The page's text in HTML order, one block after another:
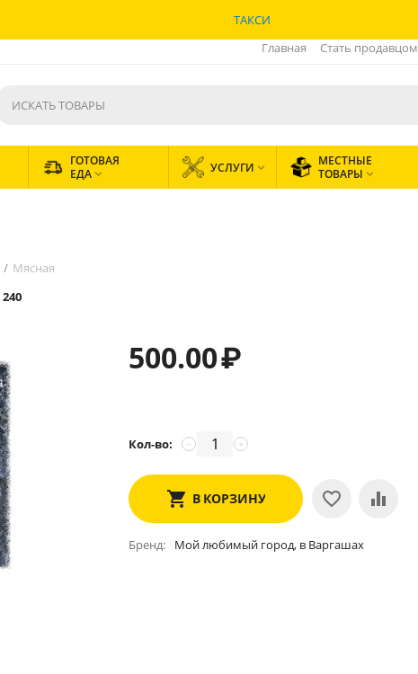
ТАКСИ
Главная Стать продавцом
ГОТОВАЯ
ЕДА  УСЛУГИ 
МЕСТНЫЕ
ТОВАРЫ 
/ Мясная
240
500.00₽
Кол-во: +
−
В КОРЗИНУ
Бренд Мой любимый город, в Варгашах